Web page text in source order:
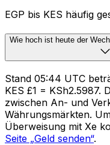
EGP bis KES häufig
Wie hoch ist heute der
Stand 05:44 UTC
KES £1 = KSh2.5987.
zwischen An- und
Währungsmärkten.
Überweisung mit Xe
Seite „Geld senden“.